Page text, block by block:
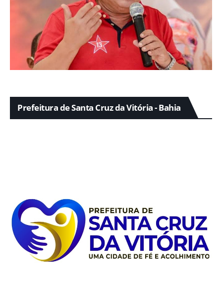
Prefeitura de Santa Cruz da Vitória - Bahia